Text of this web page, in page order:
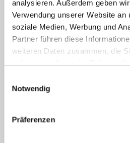
analysieren. Außerdem geben
Verwendung unserer Website an
soziale Medien, Werbung und
Partner führen diese
weiteren Daten zusammen, die
Notwendig
Präferenzen
V-Card
herunterladen
Betrieb Strom
Betrieb Strom
0365 856-1500